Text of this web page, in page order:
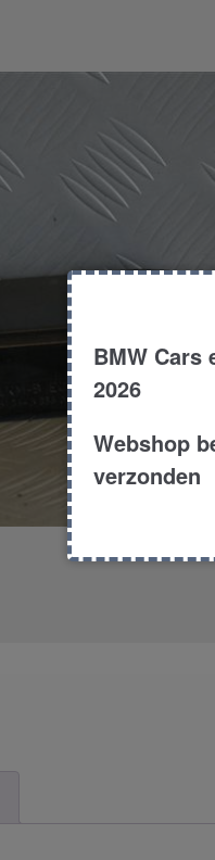
BMW
2026
Webshop
verzonden